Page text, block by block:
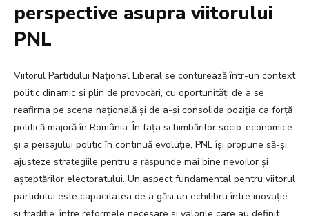
perspective asupra viitorului
PNL
Viitorul Partidului Național Liberal se conturează într-un context
politic dinamic și plin de provocări, cu oportunități de a se
reafirma pe scena națională și de a-și consolida poziția ca forță
politică majoră în România. În fața schimbărilor socio-economice
și a peisajului politic în continuă evoluție, PNL își propune să-și
ajusteze strategiile pentru a răspunde mai bine nevoilor și
așteptărilor electoratului. Un aspect fundamental pentru viitorul
partidului este capacitatea de a găsi un echilibru între inovație